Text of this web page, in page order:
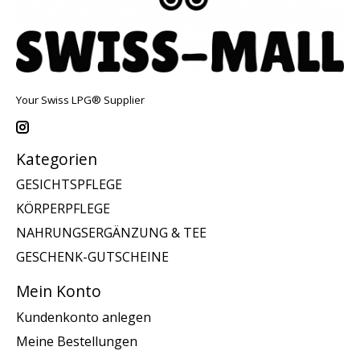
Your Swiss LPG® Supplier
Kategorien
GESICHTSPFLEGE
KÖRPERPFLEGE
NAHRUNGSERGÄNZUNG & TEE
GESCHENK-GUTSCHEINE
Mein Konto
Kundenkonto anlegen
Meine Bestellungen